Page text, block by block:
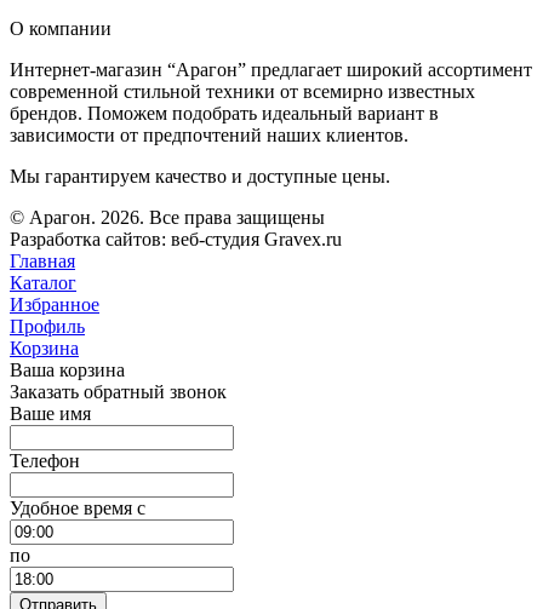
О компании
Интернет-магазин “Арагон” предлагает широкий ассортимент
современной стильной техники от всемирно известных
брендов. Поможем подобрать идеальный вариант в
зависимости от предпочтений наших клиентов.
Мы гарантируем качество и доступные цены.
© Арагон. 2026. Все права защищены
Разработка сайтов: веб-студия Gravex.ru
Главная
Каталог
Избранное
Профиль
Корзина
Ваша корзина
Заказать обратный звонок
Ваше имя
Телефон
Удобное время c
по
Отправить